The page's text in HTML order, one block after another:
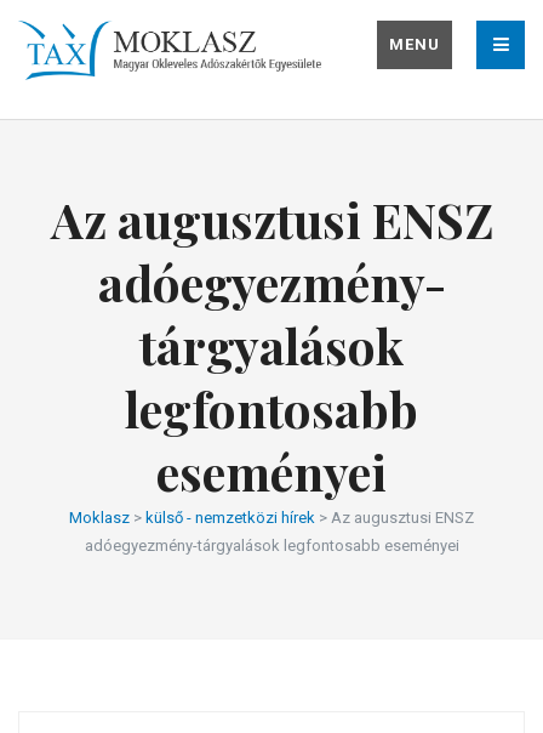
MENU
Az augusztusi ENSZ
adóegyezmény-
tárgyalások
legfontosabb
eseményei
Moklasz > külső - nemzetközi hírek > Az augusztusi ENSZ
adóegyezmény-tárgyalások legfontosabb eseményei